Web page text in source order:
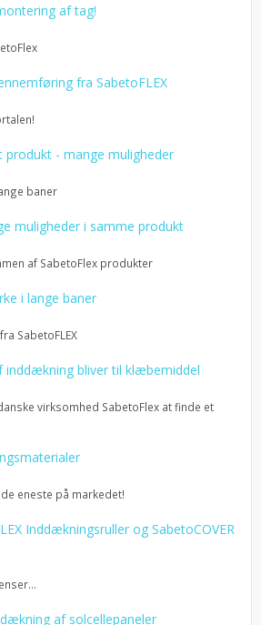
af tag!
fra SabetoFLEX
produkt - mange muligheder
baner
muligheder i samme produkt
af SabetoFlex produkter
i lange baner
SabetoFLEX
inddækning bliver til klæbemiddel
virksomhed SabetoFlex at finde et
eneste på markedet!
Inddækningsruller og SabetoCOVER
af solcellepaneler